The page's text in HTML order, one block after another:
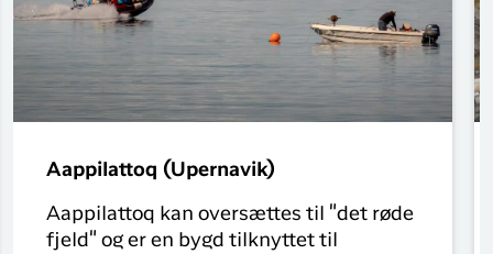
Aappilattoq (Upernavik)
Aappilattoq kan oversættes til "det røde
fjeld" og er en bygd tilknyttet til